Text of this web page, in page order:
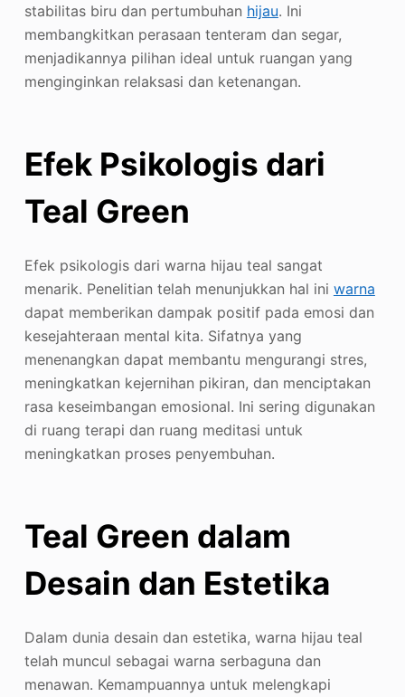
stabilitas biru dan pertumbuhan hijau. Ini
membangkitkan perasaan tenteram dan segar,
menjadikannya pilihan ideal untuk ruangan yang
menginginkan relaksasi dan ketenangan.
Efek Psikologis dari
Teal Green
Efek psikologis dari warna hijau teal sangat
menarik. Penelitian telah menunjukkan hal ini warna
dapat memberikan dampak positif pada emosi dan
kesejahteraan mental kita. Sifatnya yang
menenangkan dapat membantu mengurangi stres,
meningkatkan kejernihan pikiran, dan menciptakan
rasa keseimbangan emosional. Ini sering digunakan
di ruang terapi dan ruang meditasi untuk
meningkatkan proses penyembuhan.
Teal Green dalam
Desain dan Estetika
Dalam dunia desain dan estetika, warna hijau teal
telah muncul sebagai warna serbaguna dan
menawan. Kemampuannya untuk melengkapi